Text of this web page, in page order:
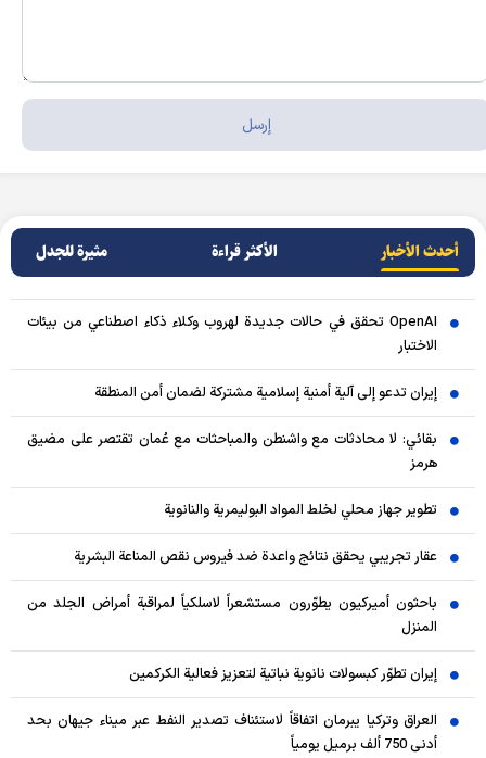
أحدث الأخبار الأکثر قراءة مثيرة للجدل
OpenAI تحقق في حالات جديدة لهروب وكلاء ذكاء اصطناعي من بيئات
الاختبار
إيران تدعو إلى آلية أمنية إسلامية مشتركة لضمان أمن المنطقة
بقائي: لا محادثات مع واشنطن والمباحثات مع عُمان تقتصر على مضيق
هرمز
تطوير جهاز محلي لخلط المواد البوليمرية والنانوية
عقار تجريبي يحقق نتائج واعدة ضد فيروس نقص المناعة البشرية
باحثون أميركيون يطوّرون مستشعراً لاسلكياً لمراقبة أمراض الجلد من
المنزل
إيران تطوّر كبسولات نانوية نباتية لتعزيز فعالية الكركمين
العراق وتركيا يبرمان اتفاقاً لاستئناف تصدير النفط عبر ميناء جيهان بحد
أدنى 750 ألف برميل يومياً